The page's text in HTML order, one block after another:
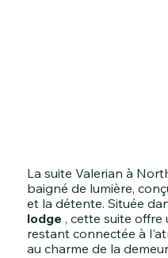
La suite Valerian à
baigné de lumière,
et la détente. Située
lodge , cette suite
restant connectée à
au charme de la